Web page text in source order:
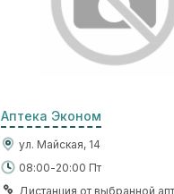
Аптека Эконом
ул. Майская, 14
08:00-20:00 Пт
Дистанция от выбранной